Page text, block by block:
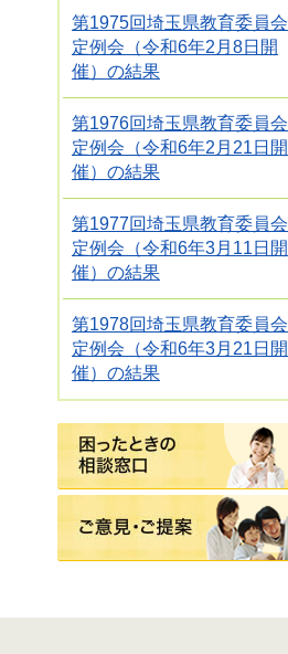
第1975回埼玉県教育委員会
定例会（令和6年2月8日開
催）の結果
第1976回埼玉県教育委員会
定例会（令和6年2月21日開
催）の結果
第1977回埼玉県教育委員会
定例会（令和6年3月11日開
催）の結果
第1978回埼玉県教育委員会
定例会（令和6年3月21日開
催）の結果
困ったときの相談窓口